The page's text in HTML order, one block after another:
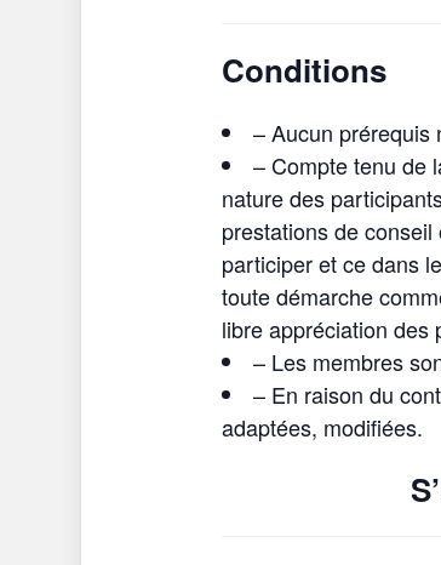
Conditions
– Aucun prérequis
– Compte tenu de
nature des
prestations de
participer et ce dans
toute démarche
libre appréciation des
– Les membres
– En raison du
adaptées, modifiées.